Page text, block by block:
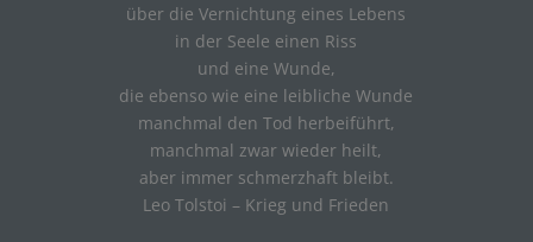
über die Vernichtung eines Lebens
in der Seele einen Riss
und eine Wunde,
die ebenso wie eine leibliche Wunde
manchmal den Tod herbeiführt,
manchmal zwar wieder heilt,
aber immer schmerzhaft bleibt.
Leo Tolstoi – Krieg und Frieden